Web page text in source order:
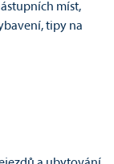
míst,
tipy na